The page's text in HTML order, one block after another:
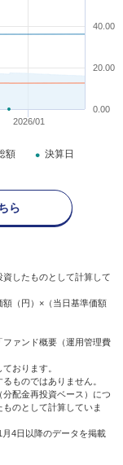
2026/01
0.00
20.00
40.00
額 決算日
ら
したものとして計算して
（円）×（当日基準価額
ァンド概要（運用管理費
おります。
ものではありません。
配金再投資ベース）につ
のとして計算していま
4日以降のデータを掲載